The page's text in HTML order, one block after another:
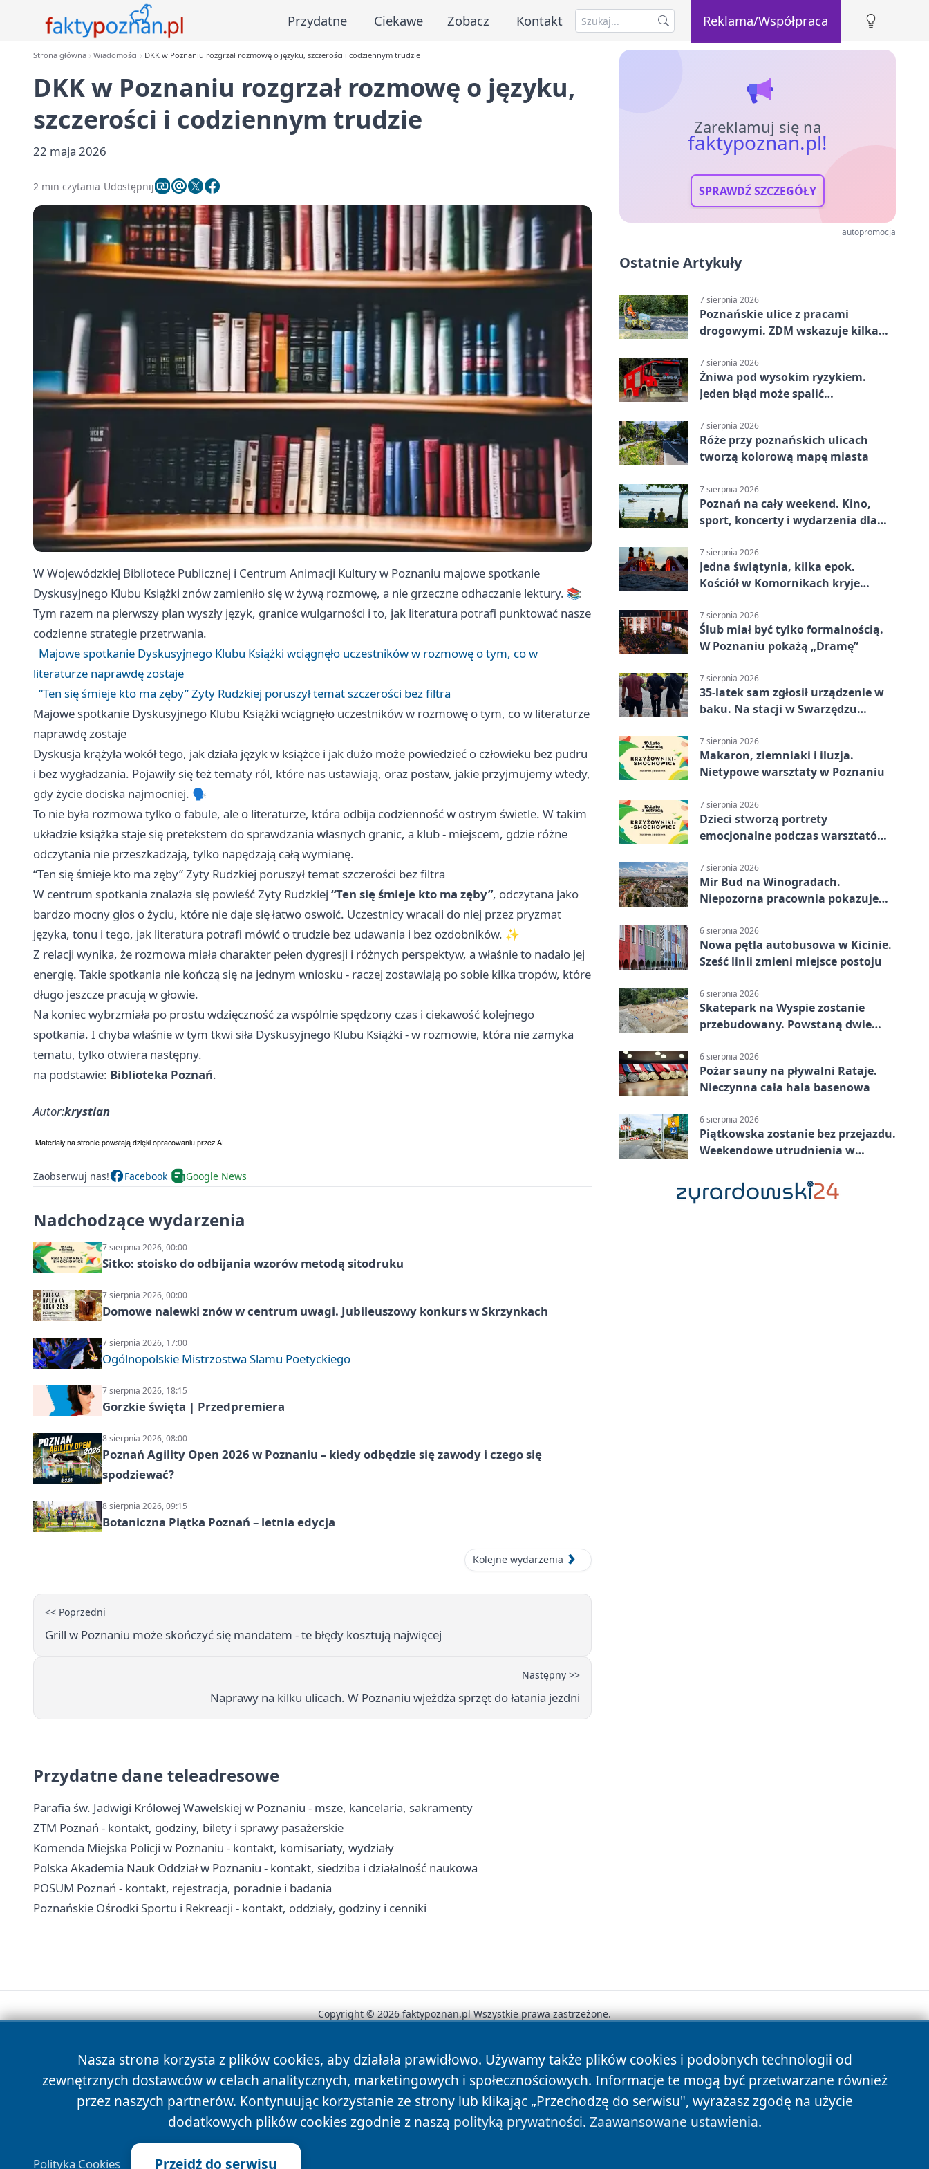
Przydatne Ciekawe Zobacz Kontakt Reklama/Współpraca
Strona główna Wiadomości DKK w Poznaniu rozgrzał rozmowę o języku, szczerości i codziennym trudzie
DKK w Poznaniu rozgrzał rozmowę o języku,
szczerości i codziennym trudzie
22 maja 2026
2 min czytania Udostępnij
W Wojewódzkiej Bibliotece Publicznej i Centrum Animacji Kultury w Poznaniu majowe spotkanie
Dyskusyjnego Klubu Książki znów zamieniło się w żywą rozmowę, a nie grzeczne odhaczanie lektury. 📚
Tym razem na pierwszy plan wyszły język, granice wulgarności i to, jak literatura potrafi punktować nasze
codzienne strategie przetrwania.
Majowe spotkanie Dyskusyjnego Klubu Książki wciągnęło uczestników w rozmowę o tym, co w
literaturze naprawdę zostaje
“Ten się śmieje kto ma zęby” Zyty Rudzkiej poruszył temat szczerości bez filtra
Majowe spotkanie Dyskusyjnego Klubu Książki wciągnęło uczestników w rozmowę o tym, co w literaturze
naprawdę zostaje
Dyskusja krążyła wokół tego, jak działa język w książce i jak dużo może powiedzieć o człowieku bez pudru
i bez wygładzania. Pojawiły się też tematy ról, które nas ustawiają, oraz postaw, jakie przyjmujemy wtedy,
gdy życie dociska najmocniej. 🗣️
To nie była rozmowa tylko o fabule, ale o literaturze, która odbija codzienność w ostrym świetle. W takim
układzie książka staje się pretekstem do sprawdzania własnych granic, a klub - miejscem, gdzie różne
odczytania nie przeszkadzają, tylko napędzają całą wymianę.
“Ten się śmieje kto ma zęby” Zyty Rudzkiej poruszył temat szczerości bez filtra
W centrum spotkania znalazła się powieść Zyty Rudzkiej “Ten się śmieje kto ma zęby”, odczytana jako
bardzo mocny głos o życiu, które nie daje się łatwo oswoić. Uczestnicy wracali do niej przez pryzmat
języka, tonu i tego, jak literatura potrafi mówić o trudzie bez udawania i bez ozdobników. ✨
Z relacji wynika, że rozmowa miała charakter pełen dygresji i różnych perspektyw, a właśnie to nadało jej
energię. Takie spotkania nie kończą się na jednym wniosku - raczej zostawiają po sobie kilka tropów, które
długo jeszcze pracują w głowie.
Na koniec wybrzmiała po prostu wdzięczność za wspólnie spędzony czas i ciekawość kolejnego
spotkania. I chyba właśnie w tym tkwi siła Dyskusyjnego Klubu Książki - w rozmowie, która nie zamyka
tematu, tylko otwiera następny.
na podstawie: Biblioteka Poznań.
Autor:krystian
Zaobserwuj nas! Facebook Google News
Nadchodzące wydarzenia
7 sierpnia 2026, 00:00
Sitko: stoisko do odbijania wzorów metodą sitodruku
7 sierpnia 2026, 00:00
Domowe nalewki znów w centrum uwagi. Jubileuszowy konkurs w Skrzynkach
7 sierpnia 2026, 17:00
Ogólnopolskie Mistrzostwa Slamu Poetyckiego
7 sierpnia 2026, 18:15
Gorzkie święta | Przedpremiera
8 sierpnia 2026, 08:00
Poznań Agility Open 2026 w Poznaniu – kiedy odbędzie się zawody i czego się
spodziewać?
8 sierpnia 2026, 09:15
Botaniczna Piątka Poznań – letnia edycja
Kolejne wydarzenia
<< Poprzedni
Grill w Poznaniu może skończyć się mandatem - te błędy kosztują najwięcej
Następny >>
Naprawy na kilku ulicach. W Poznaniu wjeżdża sprzęt do łatania jezdni
Przydatne dane teleadresowe
Parafia św. Jadwigi Królowej Wawelskiej w Poznaniu - msze, kancelaria, sakramenty
ZTM Poznań - kontakt, godziny, bilety i sprawy pasażerskie
Komenda Miejska Policji w Poznaniu - kontakt, komisariaty, wydziały
Polska Akademia Nauk Oddział w Poznaniu - kontakt, siedziba i działalność naukowa
POSUM Poznań - kontakt, rejestracja, poradnie i badania
Poznańskie Ośrodki Sportu i Rekreacji - kontakt, oddziały, godziny i cenniki
Zareklamuj się na
faktypoznan.pl!
SPRAWDŹ SZCZEGÓŁY
autopromocja
Ostatnie Artykuły
7 sierpnia 2026
Poznańskie ulice z pracami
drogowymi. ZDM wskazuje kilka
7 sierpnia 2026
Żniwa pod wysokim ryzykiem.
Jeden błąd może spalić
7 sierpnia 2026
Róże przy poznańskich ulicach
tworzą kolorową mapę miasta
7 sierpnia 2026
Poznań na cały weekend. Kino,
sport, koncerty i wydarzenia dla
7 sierpnia 2026
Jedna świątynia, kilka epok.
Kościół w Komornikach kryje
7 sierpnia 2026
Ślub miał być tylko formalnością.
W Poznaniu pokażą „Dramę”
7 sierpnia 2026
35-latek sam zgłosił urządzenie w
baku. Na stacji w Swarzędzu
7 sierpnia 2026
Makaron, ziemniaki i iluzja.
Nietypowe warsztaty w Poznaniu
7 sierpnia 2026
Dzieci stworzą portrety
emocjonalne podczas warsztatów
7 sierpnia 2026
Mir Bud na Winogradach.
Niepozorna pracownia pokazuje
6 sierpnia 2026
Nowa pętla autobusowa w Kicinie.
Sześć linii zmieni miejsce postoju
6 sierpnia 2026
Skatepark na Wyspie zostanie
przebudowany. Powstaną dwie
6 sierpnia 2026
Pożar sauny na pływalni Rataje.
Nieczynna cała hala basenowa
6 sierpnia 2026
Piątkowska zostanie bez przejazdu.
Weekendowe utrudnienia w
Nasza strona korzysta z plików cookies, aby działała prawidłowo. Używamy także plików cookies i podobnych technologii od
zewnętrznych dostawców w celach analitycznych, marketingowych i społecznościowych. Informacje te mogą być przetwarzane również
przez naszych partnerów. Kontynuując korzystanie ze strony lub klikając „Przechodzę do serwisu", wyrażasz zgodę na użycie
dodatkowych plików cookies zgodnie z naszą polityką prywatności. Zaawansowane ustawienia.
Polityka Cookies Przejdź do serwisu
Copyright © 2026 faktypoznan.pl Wszystkie prawa zastrzeżone.
News Autorzy Polityka Prywatności Polityka Cookies